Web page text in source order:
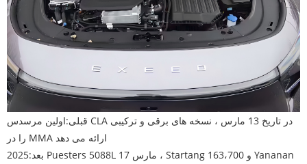
قبلی:اولین مرسدس CLA در تاریخ 13 مارس ، نسخه های برقی و ترکیبی
را در MMA ارائه می دهد
بعد:2025 Puesters 5088L 17 مارس ، Startang و 163،700 Yananan